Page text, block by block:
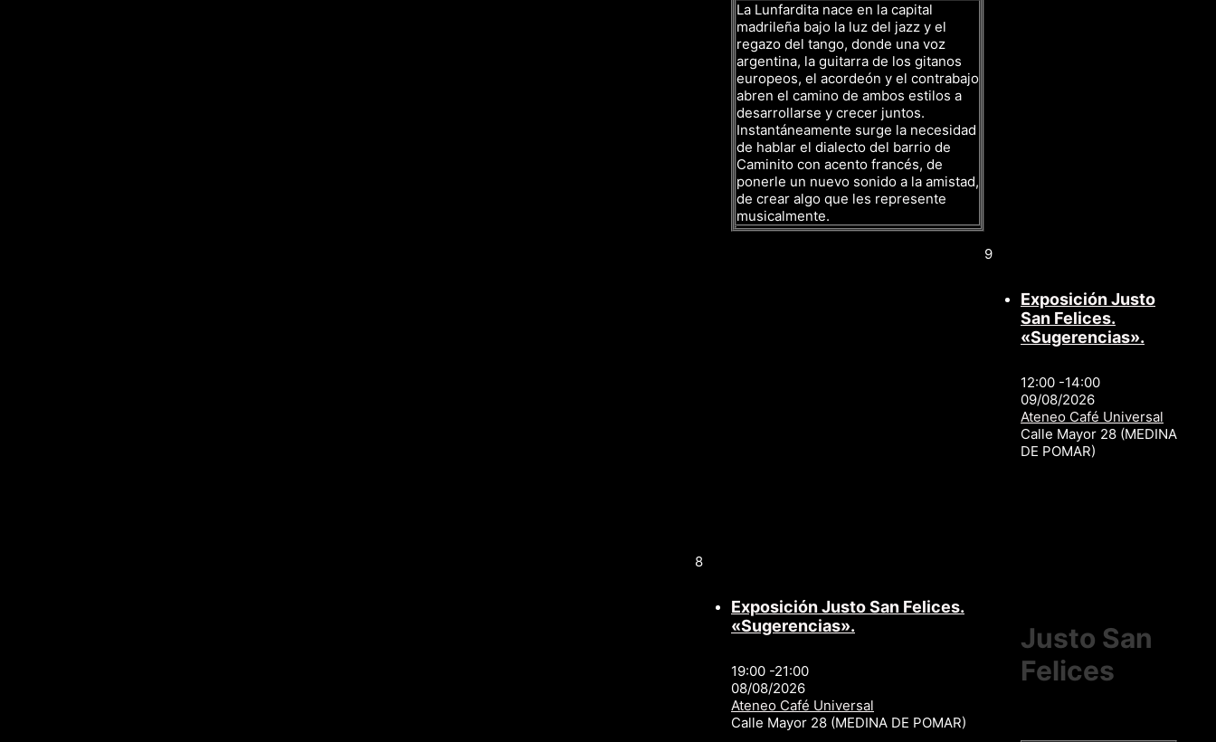
La Lunfardita nace en la capital
madrileña bajo la luz del jazz y el
regazo del tango, donde una voz
argentina, la guitarra de los gitanos
europeos, el acordeón y el contrabajo
abren el camino de ambos estilos a
desarrollarse y crecer juntos.
Instantáneamente surge la necesidad
de hablar el dialecto del barrio de
Caminito con acento francés, de
ponerle un nuevo sonido a la amistad,
de crear algo que les represente
musicalmente.
8
Exposición Justo San Felices.
«Sugerencias».
19:00 -21:00
08/08/2026
Ateneo Café Universal
Calle Mayor 28 (MEDINA DE POMAR)
9
Exposición Justo
San Felices.
«Sugerencias».
12:00 -14:00
09/08/2026
Ateneo Café Universal
Calle Mayor 28 (MEDINA
DE POMAR)
Justo San
Felices